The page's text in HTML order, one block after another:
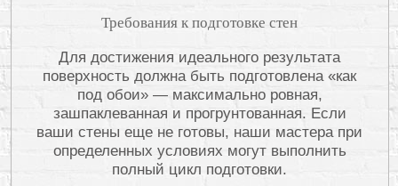
Требования к подготовке стен
Для достижения идеального результата
поверхность должна быть подготовлена «как
под обои» — максимально ровная,
зашпаклеванная и прогрунтованная. Если
ваши стены еще не готовы, наши мастера при
определенных условиях могут выполнить
полный цикл подготовки.